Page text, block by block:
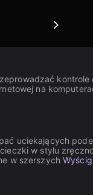
na
uciekających
w stylu
w szerszych